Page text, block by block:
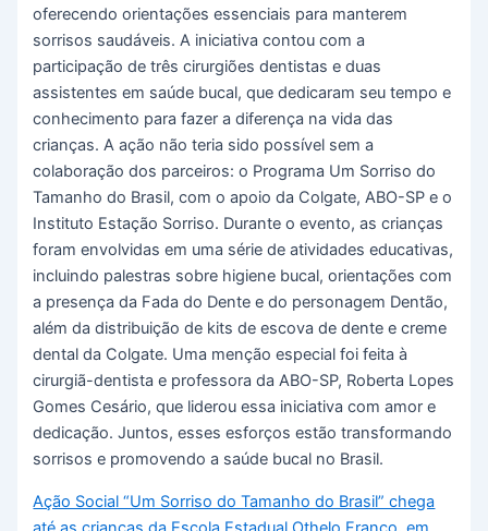
oferecendo orientações essenciais para manterem
sorrisos saudáveis. A iniciativa contou com a
participação de três cirurgiões dentistas e duas
assistentes em saúde bucal, que dedicaram seu tempo e
conhecimento para fazer a diferença na vida das
crianças. A ação não teria sido possível sem a
colaboração dos parceiros: o Programa Um Sorriso do
Tamanho do Brasil, com o apoio da Colgate, ABO-SP e o
Instituto Estação Sorriso. Durante o evento, as crianças
foram envolvidas em uma série de atividades educativas,
incluindo palestras sobre higiene bucal, orientações com
a presença da Fada do Dente e do personagem Dentão,
além da distribuição de kits de escova de dente e creme
dental da Colgate. Uma menção especial foi feita à
cirurgiã-dentista e professora da ABO-SP, Roberta Lopes
Gomes Cesário, que liderou essa iniciativa com amor e
dedicação. Juntos, esses esforços estão transformando
sorrisos e promovendo a saúde bucal no Brasil.
Ação Social “Um Sorriso do Tamanho do Brasil” chega